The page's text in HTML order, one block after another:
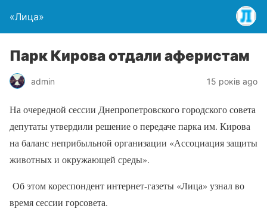
«Лица»
Парк Кирова отдали аферистам
admin 15 років ago
На очередной сессии Днепропетровского городского совета
депутаты утвердили решение о передаче парка им. Кирова
на баланс неприбыльной организации «Ассоциация защиты
животных и окружающей среды».
Об этом кореспондент интернет-газеты «Лица» узнал во
время сессии горсовета.